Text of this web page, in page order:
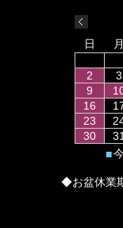
日
月
2
3
9
16
23
30
31
■
◆お盆休業